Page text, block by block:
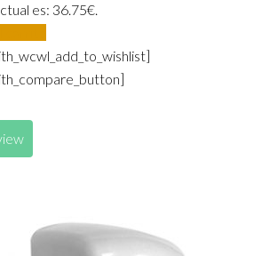
es: 36.75€.